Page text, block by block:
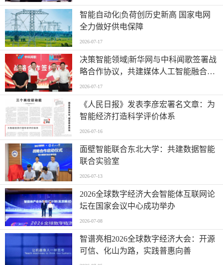
智能自动化|负荷创历史新高 国家电网
全力做好供电保障
2026-07-17
决策智能领域|新华网与中科闻歌签署战
略合作协议，共建媒体人工智能融合应
2026-07-17
《人民日报》发表李彦宏署名文章：为
智能经济打造科学评价体系
2026-07-16
面壁智能联合东北大学：共建数据智能
联合实验室
2026-07-13
2026全球数字经济大会智能体互联网论
坛在国家会议中心成功举办
2026-07-08
智谱亮相2026全球数字经济大会：开源
可信、化山为路，实践普惠向善